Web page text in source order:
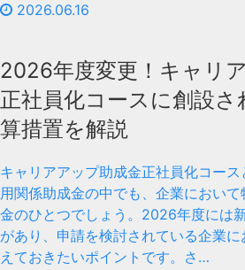
2026.06.16
2026年度変更！キャリ
正社員化コースに創設さ
算措置を解説
キャリアアップ助成金正社員化コー
用関係助成金の中でも、企業におい
金のひとつでしょう。2026年度には
があり、申請を検討されている企業に
えておきたいポイントです。さ…